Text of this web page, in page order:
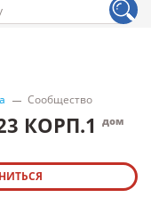
Сообщество
КОРП.1 дом